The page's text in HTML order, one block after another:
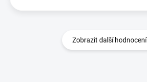
Zobrazit další hodnocení